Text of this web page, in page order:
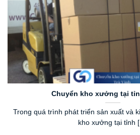
Chuyển kho xưởng tại
Trong quá trình phát triển sản xuất và
kho xưởng tại tỉnh